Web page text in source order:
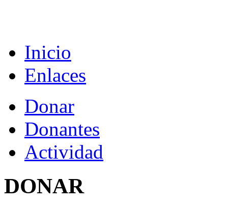
Inicio
Enlaces
Donar
Donantes
Actividad
DONAR